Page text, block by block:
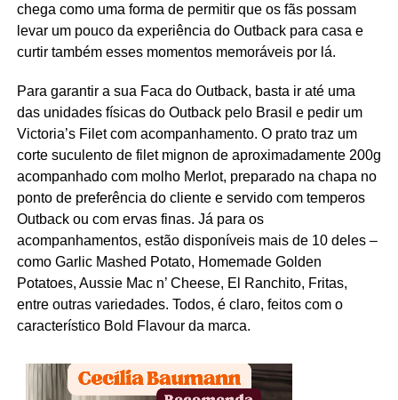
chega como uma forma de permitir que os fãs possam
levar um pouco da experiência do Outback para casa e
curtir também esses momentos memoráveis por lá.
Para garantir a sua Faca do Outback, basta ir até uma
das unidades físicas do Outback pelo Brasil e pedir um
Victoria’s Filet com acompanhamento. O prato traz um
corte suculento de filet mignon de aproximadamente 200g
acompanhado com molho Merlot, preparado na chapa no
ponto de preferência do cliente e servido com temperos
Outback ou com ervas finas. Já para os
acompanhamentos, estão disponíveis mais de 10 deles –
como Garlic Mashed Potato, Homemade Golden
Potatoes, Aussie Mac n’ Cheese, El Ranchito, Fritas,
entre outras variedades. Todos, é claro, feitos com o
característico Bold Flavour da marca.